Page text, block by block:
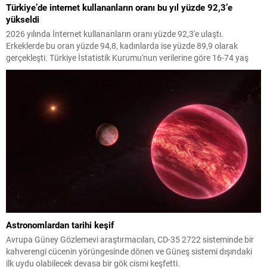
Türkiye’de internet kullananların oranı bu yıl yüzde 92,3’e
yükseldi
2026 yılında İnternet kullananların oranı yüzde 92,3'e ulaştı.
Erkeklerde bu oran yüzde 94,8, kadınlarda ise yüzde 89,9 olarak
gerçekleşti. Türkiye İstatistik Kurumu'nun verilerine göre 16-74 yaş
aralığındaki bireyler arasında İnternet kullanımı artış gösterdi.
Astronomlardan tarihi keşif
Avrupa Güney Gözlemevi araştırmacıları, CD-35 2722 sisteminde bir
kahverengi cücenin yörüngesinde dönen ve Güneş sistemi dışındaki
ilk uydu olabilecek devasa bir gök cismi keşfetti.